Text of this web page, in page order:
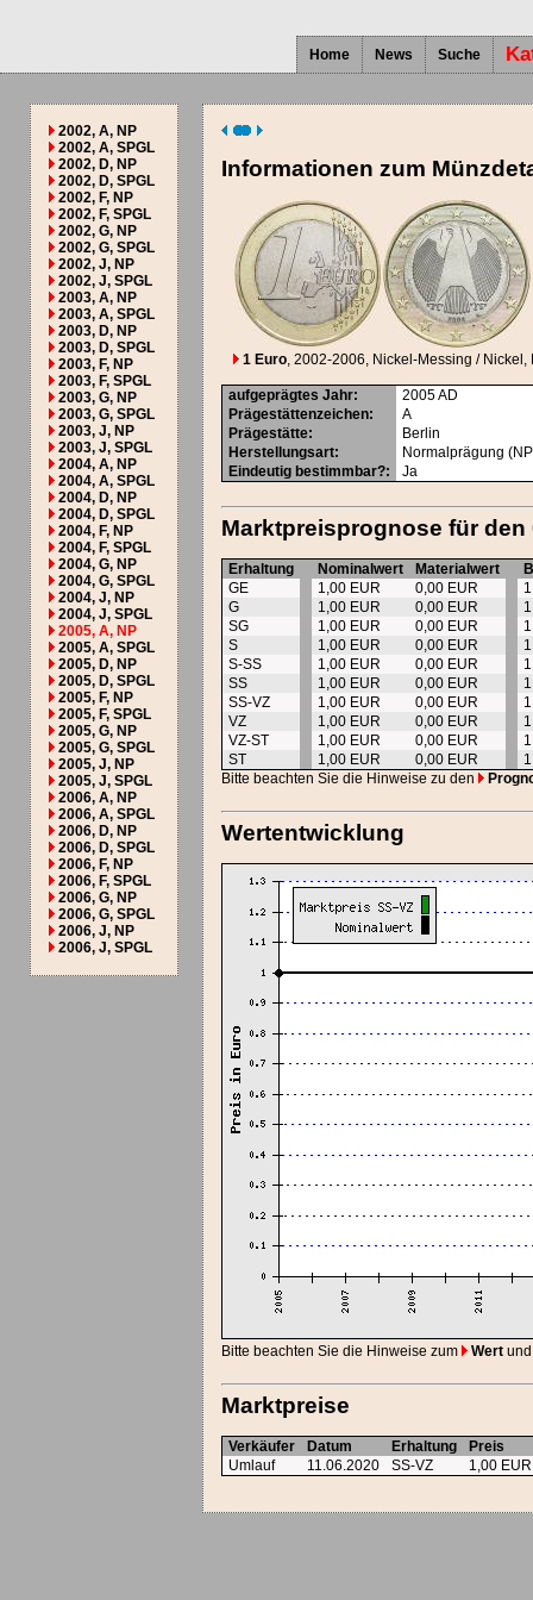
Home News Suche
2002, A, NP
2002, A, SPGL
2002, D, NP
2002, D, SPGL
2002, F, NP
2002, F, SPGL
2002, G, NP
2002, G, SPGL
2002, J, NP
2002, J, SPGL
2003, A, NP
2003, A, SPGL
2003, D, NP
2003, D, SPGL
2003, F, NP
2003, F, SPGL
2003, G, NP
2003, G, SPGL
2003, J, NP
2003, J, SPGL
2004, A, NP
2004, A, SPGL
2004, D, NP
2004, D, SPGL
2004, F, NP
2004, F, SPGL
2004, G, NP
2004, G, SPGL
2004, J, NP
2004, J, SPGL
2005, A, NP
2005, A, SPGL
2005, D, NP
2005, D, SPGL
2005, F, NP
2005, F, SPGL
2005, G, NP
2005, G, SPGL
2005, J, NP
2005, J, SPGL
2006, A, NP
2006, A, SPGL
2006, D, NP
2006, D, SPGL
2006, F, NP
2006, F, SPGL
2006, G, NP
2006, G, SPGL
2006, J, NP
2006, J, SPGL
Informationen zum
1 Euro, 2002-2006, Nickel-Messing / Nickel,
aufgeprägtes Jahr: 2005AD
Prägestättenzeichen:
A
Prägestätte:
Berlin
Herstellungsart:
Normalprägung
Eindeutig bestimmbar?: Ja
Marktpreisprognose für den
Erhaltung Nominalwert Materialwert
GE
1,00 EUR 0,00 EUR
G
1,00 EUR 0,00 EUR
SG
1,00 EUR 0,00 EUR
S
1,00 EUR 0,00 EUR
S-SS
1,00 EUR 0,00 EUR
SS
1,00 EUR 0,00 EUR
SS-VZ
1,00 EUR 0,00 EUR
VZ
1,00 EUR 0,00 EUR
VZ-ST
1,00 EUR 0,00 EUR
ST
1,00 EUR 0,00 EUR
Bitte beachten Sie die Hinweise zu den
Wertentwicklung
Bitte beachten Sie die Hinweise zum Wert
Marktpreise
Verkäufer Datum Erhaltung
Preis
Umlauf
11.06.2020 SS-VZ 1,00 EUR